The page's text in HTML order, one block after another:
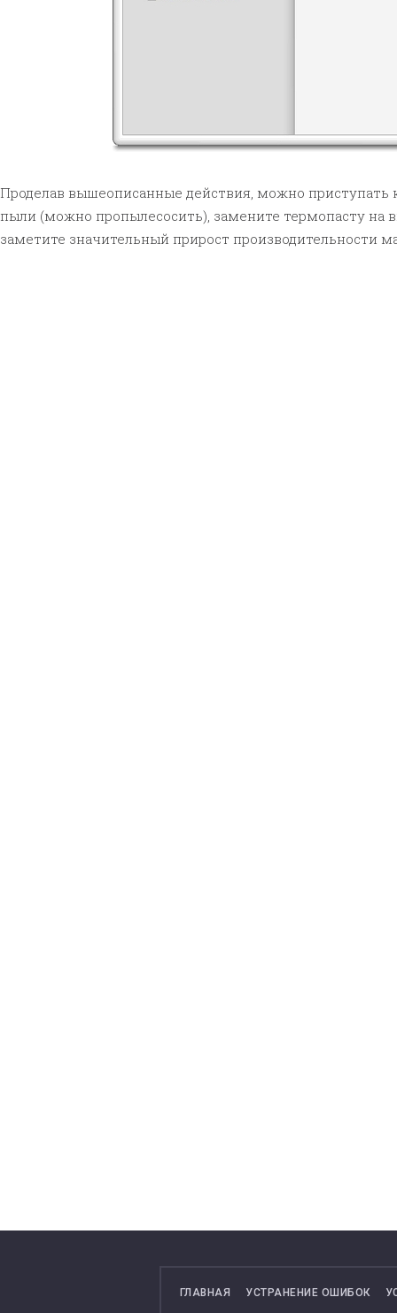
Проделав вышеописанные действия, можно приступать
пыли (можно пропылесосить), замените термопасту на
заметите значительный прирост
ГЛАВНАЯ УСТРАНЕНИЕ ОШИБОК